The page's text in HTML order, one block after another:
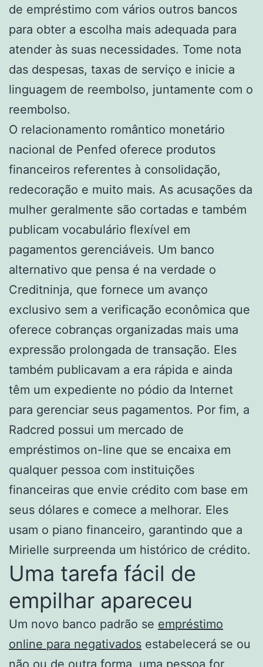
de empréstimo com vários outros bancos
para obter a escolha mais adequada para
atender às suas necessidades. Tome nota
das despesas, taxas de serviço e inicie a
linguagem de reembolso, juntamente com o
reembolso.
O relacionamento romântico monetário
nacional de Penfed oferece produtos
financeiros referentes à consolidação,
redecoração e muito mais. As acusações da
mulher geralmente são cortadas e também
publicam vocabulário flexível em
pagamentos gerenciáveis. Um banco
alternativo que pensa é na verdade o
Creditninja, que fornece um avanço
exclusivo sem a verificação econômica que
oferece cobranças organizadas mais uma
expressão prolongada de transação. Eles
também publicavam a era rápida e ainda
têm um expediente no pódio da Internet
para gerenciar seus pagamentos. Por fim, a
Radcred possui um mercado de
empréstimos on-line que se encaixa em
qualquer pessoa com instituições
financeiras que envie crédito com base em
seus dólares e comece a melhorar. Eles
usam o piano financeiro, garantindo que a
Mirielle surpreenda um histórico de crédito.
Uma tarefa fácil de
empilhar apareceu
Um novo banco padrão se empréstimo
online para negativados estabelecerá se ou
não ou de outra forma, uma pessoa for